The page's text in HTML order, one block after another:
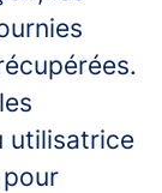
utilisatrice